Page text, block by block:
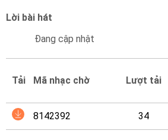
Nghệ
Mại
Hướng
Lời bài hát
Đang cập nhật
Tải Mã nhạc chờ Lượt tải
8142392 34